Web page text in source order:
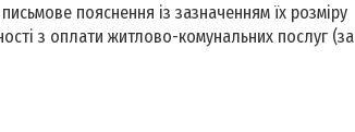
пояснення із зазначенням їх розміру
з оплати житлово-комунальних послуг (за